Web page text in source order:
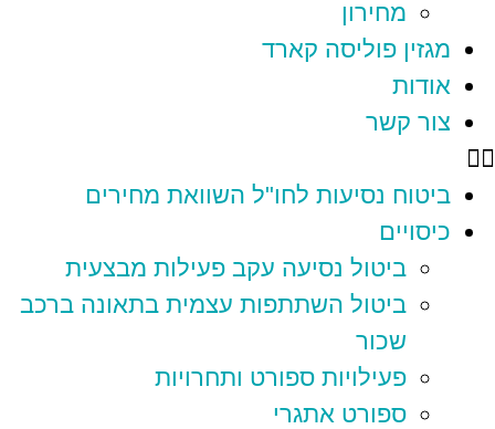
מחירון
מגזין פוליסה קארד
אודות
צור קשר
ביטוח נסיעות לחו"ל השוואת מחירים
כיסויים
ביטול נסיעה עקב פעילות מבצעית
ביטול השתתפות עצמית בתאונה ברכב
שכור
פעילויות ספורט ותחרויות
ספורט אתגרי